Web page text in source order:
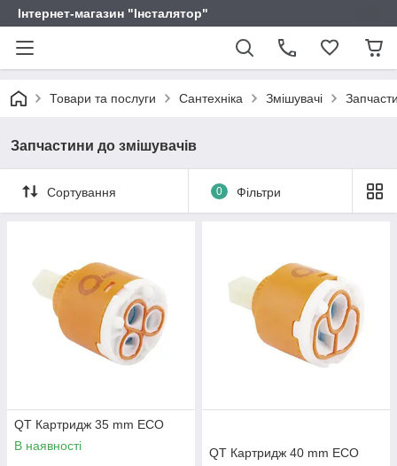
Інтернет-магазин "Інсталятор"
Товари та послуги Сантехніка Змішувачі
Запчастини до змішувачів
Сортування 0 Фільтри
QT Картридж 35 mm ECO
В наявності
QT Картридж 40 mm ECO